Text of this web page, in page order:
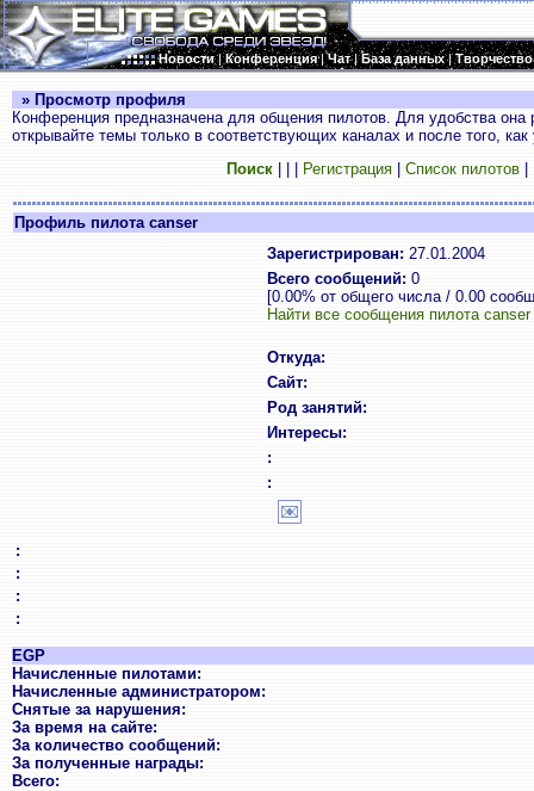
Новости|Конференция|Чат|База данных|Творчество
» Просмотр профиля
Конференция предназначена для общения пилотов. Для удобства
открывайте темы только в соответствующих каналах и после того,
Поиск
Регистрация Список пилотов
Профиль пилота canser
Зарегистрирован: 27.01.2004
Всего сообщений: 0
[0.00% от общего числа / 0.00
Найти все сообщения пилота canser
Откуда:
Сайт:
Род занятий:
Интересы:
:
:
:
:
:
:
EGP
Начисленные пилотами:
Начисленные администратором:
Снятые за нарушения:
За время на сайте:
За количество сообщений:
За полученные награды:
Всего: